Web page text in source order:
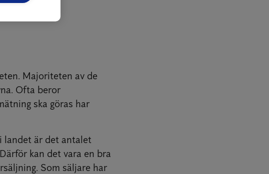
Majoriteten av de
Ofta beror
ska göras har
landet är det antalet
kan det vara en bra
Som säljare har